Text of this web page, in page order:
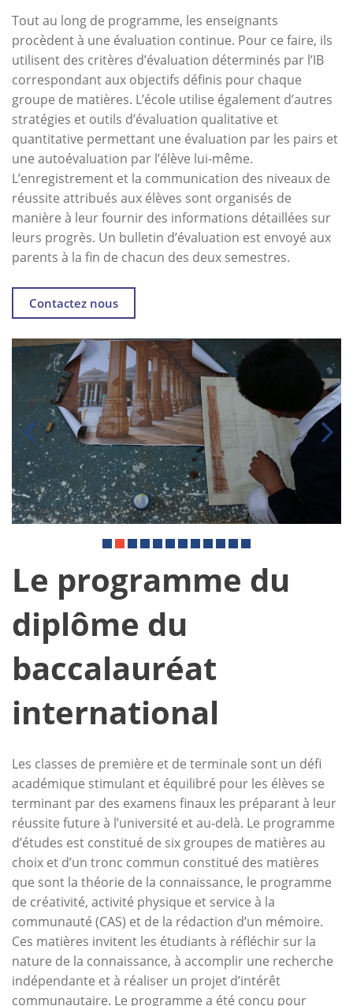
Tout au long de programme, les enseignants
procèdent à une évaluation continue. Pour ce faire, ils
utilisent des critères d’évaluation déterminés par l’IB
correspondant aux objectifs définis pour chaque
groupe de matières. L’école utilise également d’autres
stratégies et outils d’évaluation qualitative et
quantitative permettant une évaluation par les pairs et
une autoévaluation par l’élève lui-même.
L’enregistrement et la communication des niveaux de
réussite attribués aux élèves sont organisés de
manière à leur fournir des informations détaillées sur
leurs progrès. Un bulletin d’évaluation est envoyé aux
parents à la fin de chacun des deux semestres.
Contactez nous
Le programme du
diplôme du
baccalauréat
international
Les classes de première et de terminale sont un défi
académique stimulant et équilibré pour les élèves se
terminant par des examens finaux les préparant à leur
réussite future à l’université et au-delà. Le programme
d’études est constitué de six groupes de matières au
choix et d’un tronc commun constitué des matières
que sont la théorie de la connaissance, le programme
de créativité, activité physique et service à la
communauté (CAS) et de la rédaction d’un mémoire.
Ces matières invitent les étudiants à réfléchir sur la
nature de la connaissance, à accomplir une recherche
indépendante et à réaliser un projet d’intérêt
communautaire. Le programme a été conçu pour